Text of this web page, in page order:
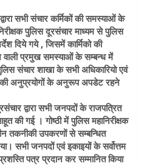
सभी संचार कर्मिकों की समस्याओं के
पुलिस दूरसंचार माध्यम से पुलिस
दिये गये , जिसमें कार्मिको की
वाली प्रमुख समस्याओं के सम्बन्ध में
संचार शाखा के सभी अधिकारियो एवं
अनुप्रयोगों के अनुरूप अपडेट रहने
द्वारा सभी जनपदों के राजपत्रित
की गई । गोष्ठी में पुलिस महानिरीक्षक
तकनीकी उपकरणों से सम्बन्धित
सभी जनपदों एवं इकाइयों के सर्वोत्तम
पत्र प्रदान कर सम्मानित किया